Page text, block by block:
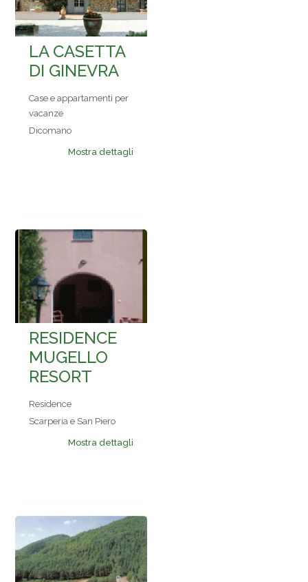
LA CASETTA
DI GINEVRA
Case e appartamenti per
vacanze
Dicomano
Mostra dettagli
RESIDENCE
MUGELLO
RESORT
Residence
Scarperia e San Piero
Mostra dettagli